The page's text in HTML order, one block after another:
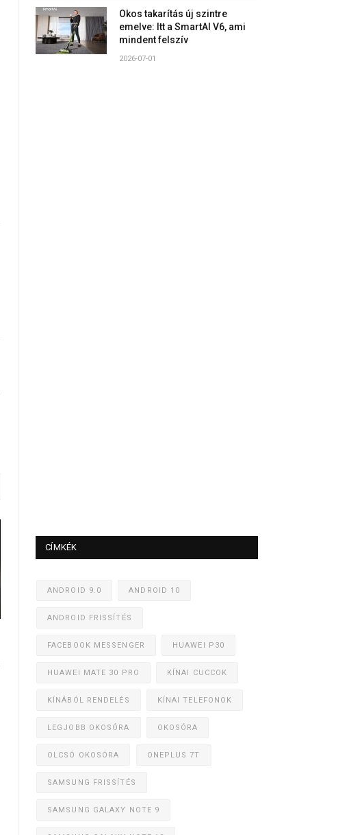
Okos takarítás új szintre
emelve: Itt a SmartAI V6, ami
mindent felszív
2026-07-01
CÍMKÉK
ANDROID 9.0 ANDROID 10
ANDROID FRISSÍTÉS
FACEBOOK MESSENGER HUAWEI P30
HUAWEI MATE 30 PRO KÍNAI CUCCOK
KÍNÁBÓL RENDELÉS KÍNAI TELEFONOK
LEGJOBB OKOSÓRA OKOSÓRA
OLCSÓ OKOSÓRA ONEPLUS 7T
SAMSUNG FRISSÍTÉS
SAMSUNG GALAXY NOTE 9